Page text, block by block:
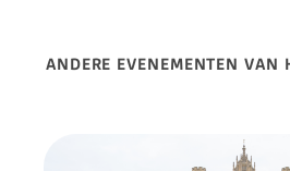
ANDERE EVENEMENTEN VAN